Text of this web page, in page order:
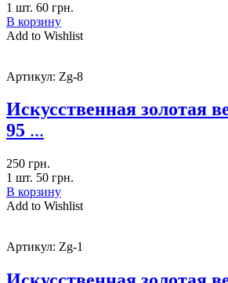
1 шт. 60 грн.
В корзину
Add to Wishlist
Артикул: Zg-8
Искусственная золотая
95 ...
250 грн.
1 шт. 50 грн.
В корзину
Add to Wishlist
Артикул: Zg-1